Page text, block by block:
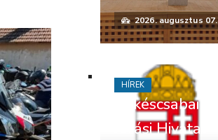
2026. augusztus 07.
Békéscsabai
Járási Hivatal
HÍREK